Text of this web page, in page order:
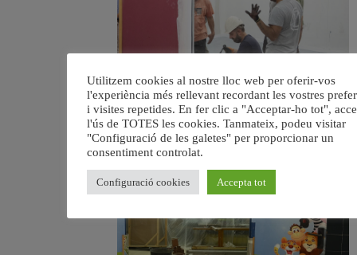
València ultima el nou centre per a persones majors del barri de Sant Antoni
6 agost, 2026
Utilitzem cookies al nostre lloc web per oferir-vos
l'experiència més rellevant recordant les vostres
i visites repetides. En fer clic a "Acceptar-ho tot",
l'ús de TOTES les cookies. Tanmateix, podeu visitar
"Configuració de les galetes" per proporcionar un
consentiment controlat.
Configuració cookies Accepta tot